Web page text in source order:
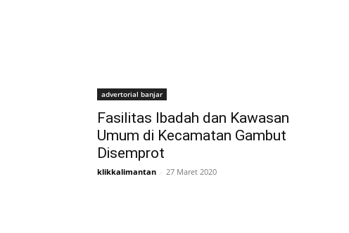
advertorial banjar
Fasilitas Ibadah dan Kawasan
Umum di Kecamatan Gambut
Disemprot
klikkalimantan - 27 Maret 2020